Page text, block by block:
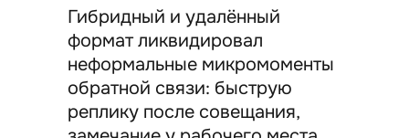
Гибридный и удалённый
формат ликвидировал
неформальные микромоменты
обратной связи: быструю
реплику после совещания,